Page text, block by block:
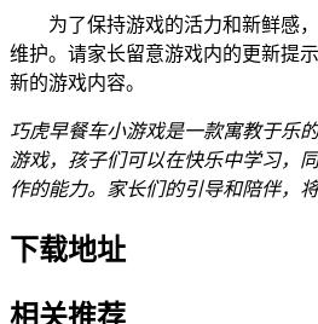
为了保持游戏的活力和新鲜感
维护。请家长留意游戏内的更新提
新的游戏内容。
巧虎早餐车小游戏是一款寓教于乐
游戏，孩子们可以在快乐中学习，
作的能力。家长们的引导和陪伴，
下载地址
相关推荐